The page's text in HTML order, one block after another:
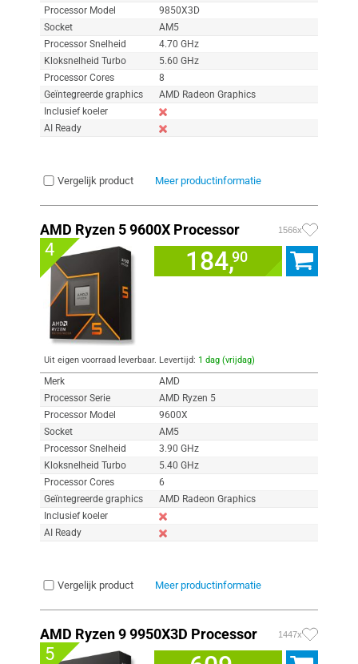
Processor Model
9850X3D
Socket
AM5
Processor Snelheid
4.70 GHz
Kloksnelheid Turbo
5.60 GHz
Processor Cores
8
Geïntegreerde graphics
AMD Radeon Graphics
Inclusief koeler
AI Ready
Vergelijk product Meer productinformatie
AMD Ryzen 5 9600X Processor 1566x
4 184,90
Uit eigen voorraad leverbaar. Levertijd: 1 dag (vrijdag)
Merk
AMD
Processor Serie
AMD Ryzen 5
Processor Model
9600X
Socket
AM5
Processor Snelheid
3.90 GHz
Kloksnelheid Turbo
5.40 GHz
Processor Cores
6
Geïntegreerde graphics
AMD Radeon Graphics
Inclusief koeler
AI Ready
Vergelijk product Meer productinformatie
AMD Ryzen 9 9950X3D Processor 1447x
5